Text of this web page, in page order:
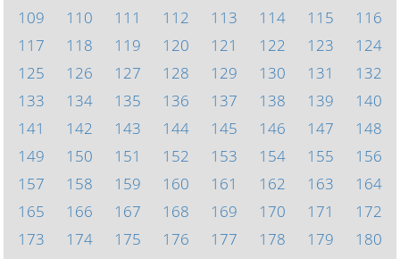
109
110 111 112 113 114 115
116
117
118 119 120 121 122 123
124
125
126 127 128 129 130 131
132
133
134 135 136 137 138 139
140
141
142 143 144 145 146 147
148
149
150 151 152 153 154 155
156
157
158 159 160 161 162 163
164
165
166 167 168 169 170 171
172
173
174 175 176 177 178 179
180